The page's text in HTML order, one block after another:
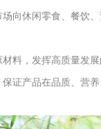
向休闲零食、餐饮
料，发挥高质量发
证产品在品质、营